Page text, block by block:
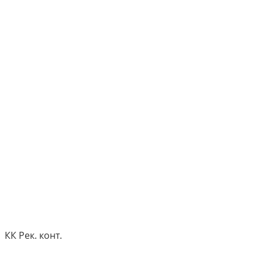
КК Рек. конт.